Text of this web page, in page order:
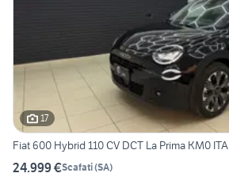
17
Fiat 600 Hybrid 110 CV DCT La Prima KM0 ITA
24.999 €Scafati(SA)